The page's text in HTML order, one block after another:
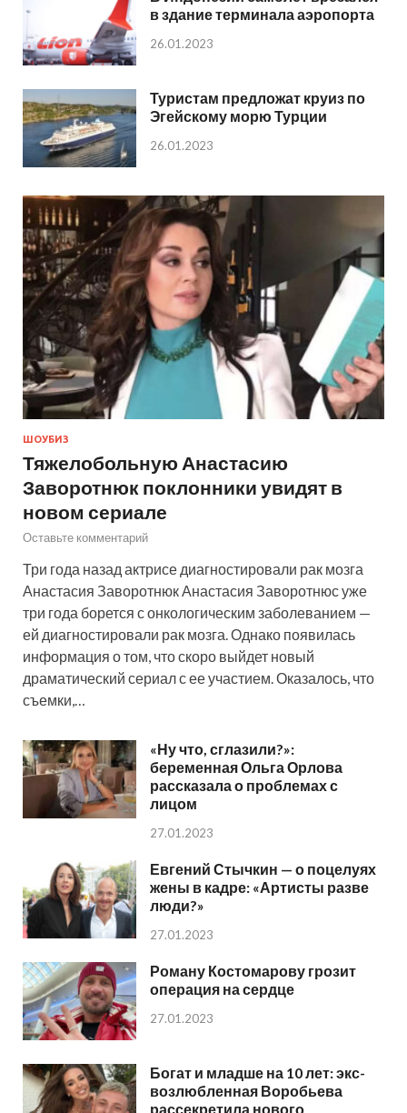
в здание терминала аэропорта
26.01.2023
Туристам предложат круиз по
Эгейскому морю Турции
26.01.2023
ШОУБИЗ
Тяжелобольную Анастасию
Заворотнюк поклонники увидят в
новом сериале
Оставьте комментарий
Три года назад актрисе диагностировали рак мозга
Анастасия Заворотнюк Анастасия Заворотнюс уже
три года борется с онкологическим заболеванием —
ей диагностировали рак мозга. Однако появилась
информация о том, что скоро выйдет новый
драматический сериал с ее участием. Оказалось, что
съемки,…
«Ну что, сглазили?»:
беременная Ольга Орлова
рассказала о проблемах с
лицом
27.01.2023
Евгений Стычкин — о поцелуях
жены в кадре: «Артисты разве
люди?»
27.01.2023
Роману Костомарову грозит
операция на сердце
27.01.2023
Богат и младше на 10 лет: экс-
возлюбленная Воробьева
рассекретила нового